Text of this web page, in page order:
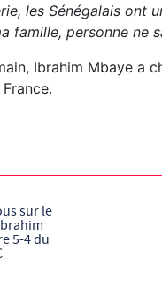
les Sénégalais ont
famille, personne ne
Ibrahim Mbaye a
sur le
5-4 du